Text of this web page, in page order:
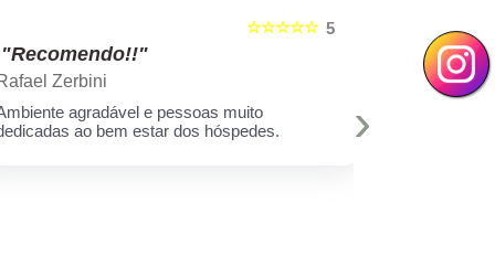
5
☆☆☆☆☆
"Recomendo!!"
Zerbini
agradável e pessoas muito
ao bem estar dos hóspedes.
Swellen
›